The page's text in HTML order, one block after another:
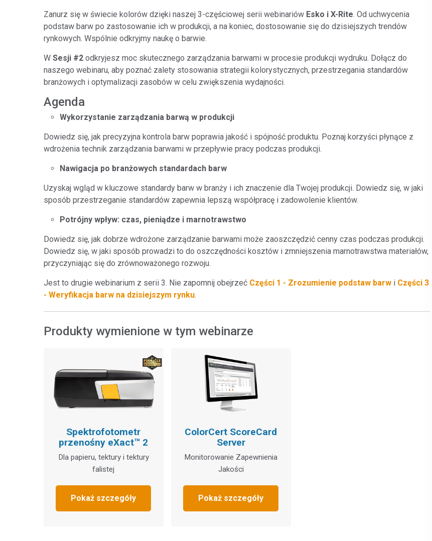
Tworzywa sztuczne Branża papiernicza
Materiały budowlane
Zanurz się w świecie kolorów dzięki naszej 3-częściowej serii webinariów Esko i X-Rite. Od uchwycenia
podstaw barw po zastosowanie ich w produkcji, a na koniec, dostosowanie się do dzisiejszych trendów
rynkowych. Wspólnie odkryjmy naukę o barwie.
W Sesji #2 odkryjesz moc skutecznego zarządzania barwami w procesie produkcji wydruku. Dołącz do
naszego webinaru, aby poznać zalety stosowania strategii kolorystycznych, przestrzegania standardów
branżowych i optymalizacji zasobów w celu zwiększenia wydajności.
Agenda
Wykorzystanie zarządzania barwą w produkcji
Dowiedz się, jak precyzyjna kontrola barw poprawia jakość i spójność produktu. Poznaj korzyści płynące z
wdrożenia technik zarządzania barwami w przepływie pracy podczas produkcji.
Nawigacja po branżowych standardach barw
Uzyskaj wgląd w kluczowe standardy barw w branży i ich znaczenie dla Twojej produkcji. Dowiedz się, w jaki
sposób przestrzeganie standardów zapewnia lepszą współpracę i zadowolenie klientów.
Potrójny wpływ: czas, pieniądze i marnotrawstwo
Dowiedz się, jak dobrze wdrożone zarządzanie barwami może zaoszczędzić cenny czas podczas produkcji.
Dowiedz się, w jaki sposób prowadzi to do oszczędności kosztów i zmniejszenia marnotrawstwa materiałów,
przyczyniając się do zrównoważonego rozwoju.
Jest to drugie webinarium z serii 3. Nie zapomnij obejrzeć Części 1 - Zrozumienie podstaw barw i Części 3
- Weryfikacja barw na dzisiejszym rynku.
Produkty wymienione w tym webinarze
Spektrofotometr
przenośny eXact™ 2
Dla papieru, tektury i tektury
falistej
Pokaż szczegóły
ColorCert ScoreCard
Server
Monitorowanie Zapewnienia
Jakości
Pokaż szczegóły